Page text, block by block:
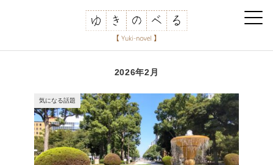
2026年2月
気になる話題